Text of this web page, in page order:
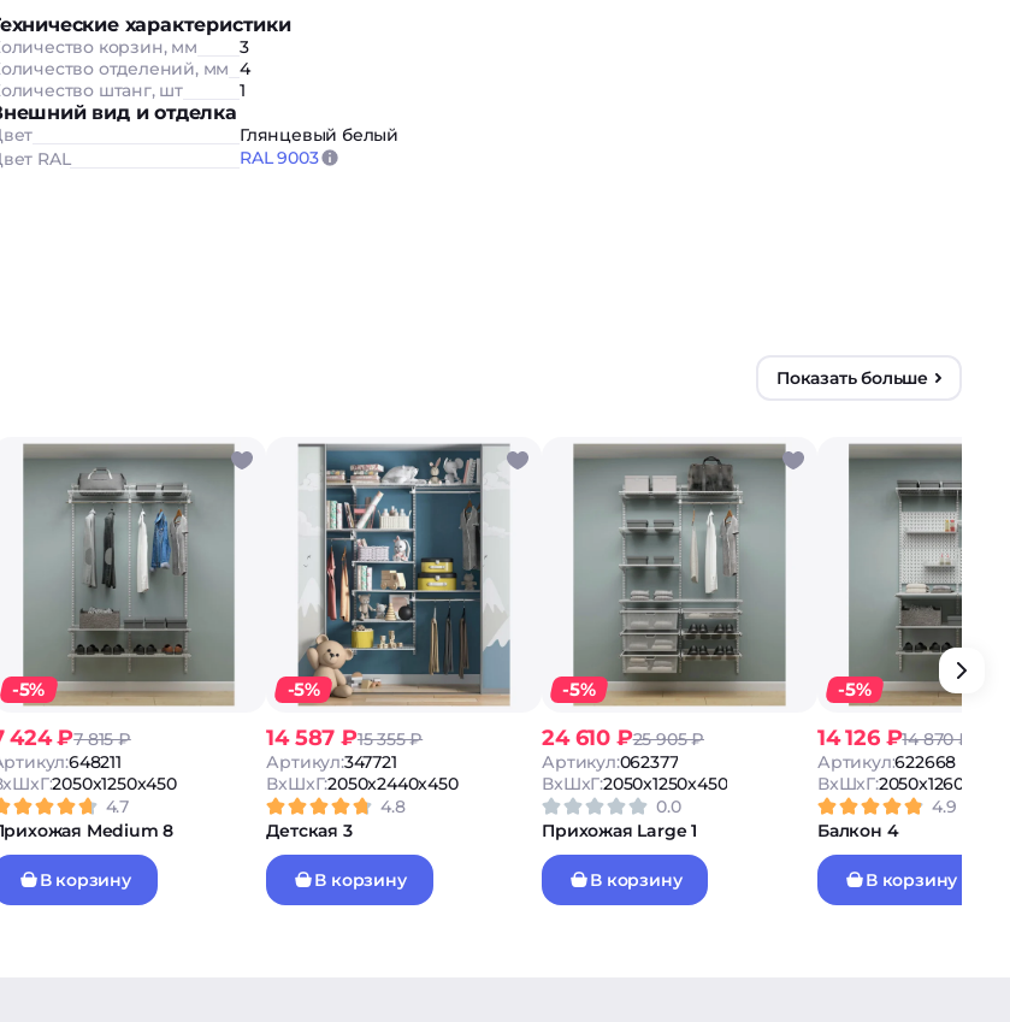
характеристики
корзин, мм
3
отделений, мм 4
штанг, шт
1
вид и отделка
Глянцевый белый
RAL
RAL 9003
Показать больше
-5%
424 ₽7 815 ₽
648211
2050x1250x450
4.7
Medium 8
В корзину
-5%
14 587 ₽15 355 ₽
Артикул:347721
ВxШxГ:2050x2440x450
4.8
Детская 3
В корзину
-5%
24 610 ₽25 905 ₽
Артикул:062377
ВxШxГ:2050x1250x450
0.0
Прихожая Large 1
В корзину
-5%
14 126 ₽14 870 ₽
Артикул:622668
ВxШxГ:2050x1260x530
4.9
Балкон 4
В корзину